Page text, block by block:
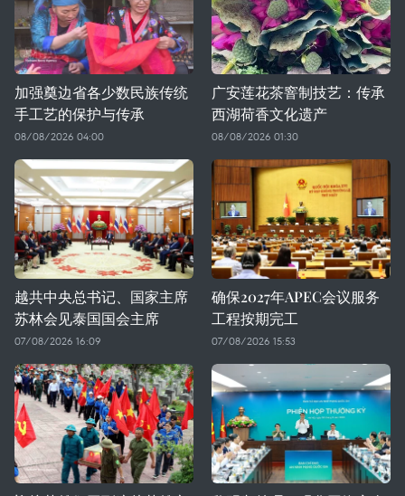
加强奠边省各少数民族传统
手工艺的保护与传承
08/08/2026 04:00
广安莲花茶窨制技艺：传承
西湖荷香文化遗产
08/08/2026 01:30
越共中央总书记、国家主席
苏林会见泰国国会主席
07/08/2026 16:09
确保2027年APEC会议服务
工程按期完工
07/08/2026 15:53